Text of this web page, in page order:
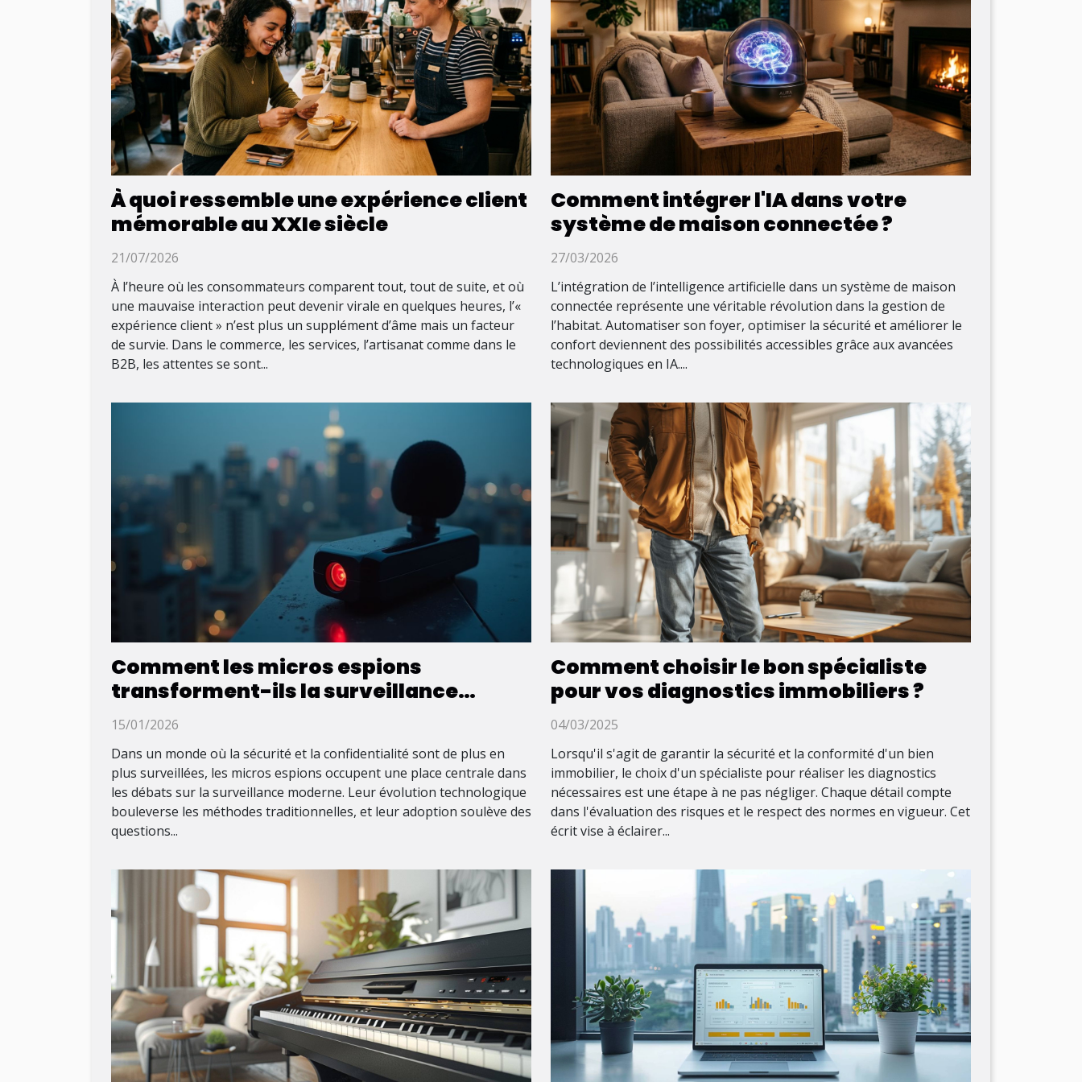
À quoi ressemble une expérience client
mémorable au XXIe siècle
21/07/2026
À l’heure où les consommateurs comparent tout, tout de suite, et où
une mauvaise interaction peut devenir virale en quelques heures, l’«
expérience client » n’est plus un supplément d’âme mais un facteur
de survie. Dans le commerce, les services, l’artisanat comme dans le
B2B, les attentes se sont...
Comment intégrer l'IA dans votre
système de maison connectée ?
27/03/2026
L’intégration de l’intelligence artificielle dans un système de maison
connectée représente une véritable révolution dans la gestion de
l’habitat. Automatiser son foyer, optimiser la sécurité et améliorer le
confort deviennent des possibilités accessibles grâce aux avancées
technologiques en IA....
Comment les micros espions
transforment-ils la surveillance
moderne ?
15/01/2026
Dans un monde où la sécurité et la confidentialité sont de plus en
plus surveillées, les micros espions occupent une place centrale dans
les débats sur la surveillance moderne. Leur évolution technologique
bouleverse les méthodes traditionnelles, et leur adoption soulève des
questions...
Comment choisir le bon spécialiste
pour vos diagnostics immobiliers ?
04/03/2025
Lorsqu'il s'agit de garantir la sécurité et la conformité d'un bien
immobilier, le choix d'un spécialiste pour réaliser les diagnostics
nécessaires est une étape à ne pas négliger. Chaque détail compte
dans l'évaluation des risques et le respect des normes en vigueur. Cet
écrit vise à éclairer...